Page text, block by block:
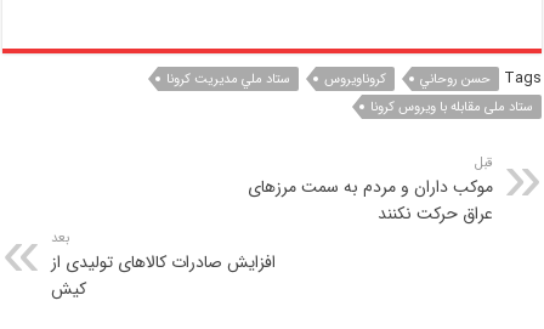
Tags حسن روحاني كروناويروس
ستاد ملي مديريت كرونا
ستاد ملی مقابله با ویروس کرونا
قبل
موکب داران و مردم به سمت مرزهای
عراق حرکت نکنند
بعد
افزایش صادرات کالاهای تولیدی از
کیش